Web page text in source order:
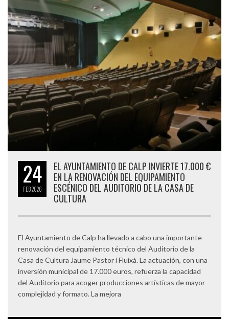
24
FEB2026
EL AYUNTAMIENTO DE CALP INVIERTE 17.000 €
EN LA RENOVACIÓN DEL EQUIPAMIENTO
ESCÉNICO DEL AUDITORIO DE LA CASA DE
CULTURA
El Ayuntamiento de Calp ha llevado a cabo una importante
renovación del equipamiento técnico del Auditorio de la
Casa de Cultura Jaume Pastor i Fluixà. La actuación, con una
inversión municipal de 17.000 euros, refuerza la capacidad
del Auditorio para acoger producciones artísticas de mayor
complejidad y formato. La mejora